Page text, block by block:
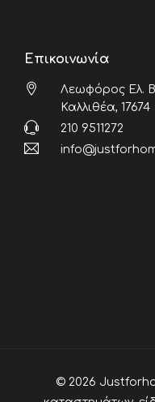
Επικοινωνία
Λεωφόρος Ελ.
Καλλιθέα, 17674
210 9511272
© 2026